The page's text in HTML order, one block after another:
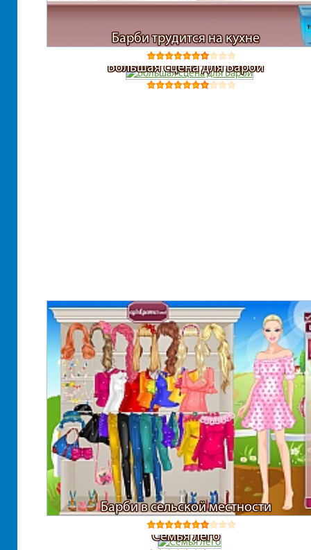
Барби трудится на кухне
Большая сцена для Барби
Барби в сельской местности
Семья лего